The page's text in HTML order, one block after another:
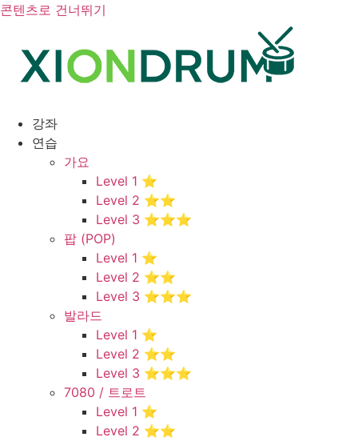
콘텐츠로 건너뛰기
강좌
연습
가요
Level 1 ⭐
Level 2 ⭐⭐
Level 3 ⭐⭐⭐
팝 (POP)
Level 1 ⭐
Level 2 ⭐⭐
Level 3 ⭐⭐⭐
발라드
Level 1 ⭐
Level 2 ⭐⭐
Level 3 ⭐⭐⭐
7080 / 트로트
Level 1 ⭐
Level 2 ⭐⭐